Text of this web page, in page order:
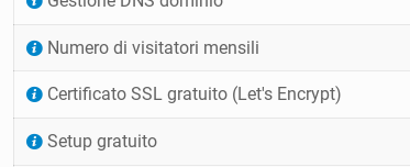
Numero di visitatori mensili
Certificato SSL gratuito (Let's Encrypt)
Setup gratuito